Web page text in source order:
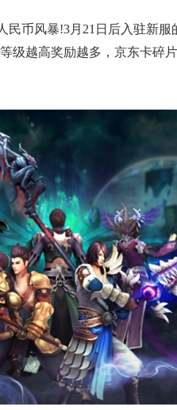
风暴!3月21日后入驻新服
级越高奖励越多，京东卡碎